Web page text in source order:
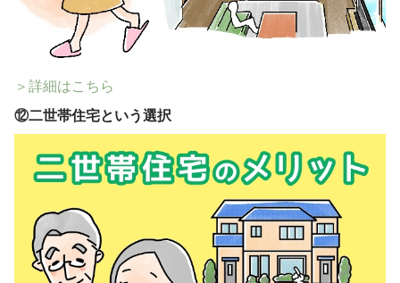
＞詳細はこちら
⑫二世帯住宅という選択